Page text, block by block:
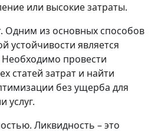
или высокие затраты.
Одним из основных способов
устойчивости является
провести
статей затрат и найти
без ущерба для
услуг.
Ликвидность – это